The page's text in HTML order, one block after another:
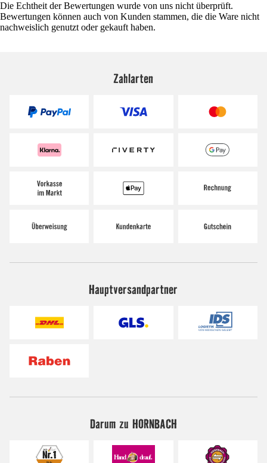
Die Echtheit der Bewertungen wurde von uns nicht überprüft.
Bewertungen können auch von Kunden stammen, die die Ware nicht
nachweislich genutzt oder gekauft haben.
Zahlarten
Hauptversandpartner
Darum zu HORNBACH